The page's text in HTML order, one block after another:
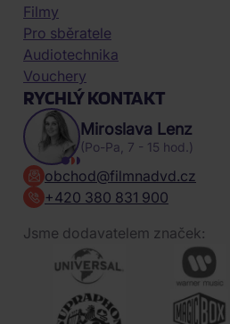
Filmy
Pro sběratele
Audiotechnika
Vouchery
RYCHLÝ KONTAKT
Miroslava Lenz
(Po-Pa, 7 - 15 hod.)
obchod@filmnadvd.cz
+420 380 831 900
Jsme dodavatelem značek: